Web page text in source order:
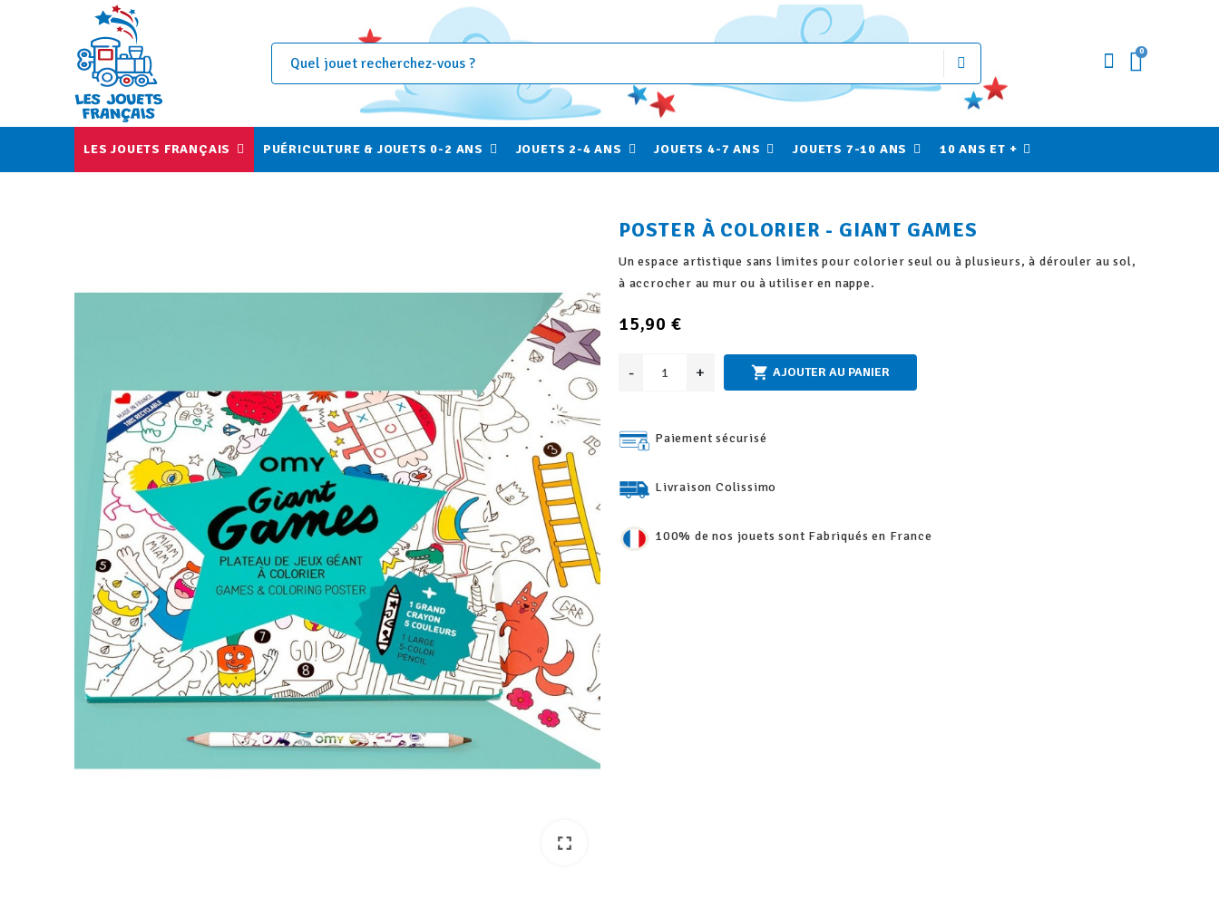
0
LES JOUETS FRANÇAIS PUÉRICULTURE & JOUETS 0-2 ANS JOUETS 2-4 ANS JOUETS 4-7 ANS JOUETS 7-10 ANS 10 ANS ET +
fullscreen
fullscreen
fullscreen
POSTER À COLORIER - GIANT GAMES
Un espace artistique sans limites pour colorier seul ou à plusieurs, à dérouler au sol,
à accrocher au mur ou à utiliser en nappe.
15,90 €
- +  AJOUTER AU PANIER
Paiement sécurisé
Livraison Colissimo
100% de nos jouets sont Fabriqués en France